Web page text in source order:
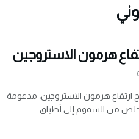
لعلاج ارتفاع هرمون الاستروجين، مدعومة
من السموم إلى أطباق ...